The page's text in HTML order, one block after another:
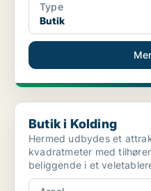
Type
Butik
Butik i Kolding
Butik i Kolding
Hermed udbydes et
kvadratmeter med tilhørende
beliggende i et
med bu...